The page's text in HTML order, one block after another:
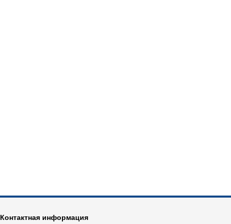
Контактная информация